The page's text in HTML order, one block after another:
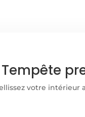
votre intérieur